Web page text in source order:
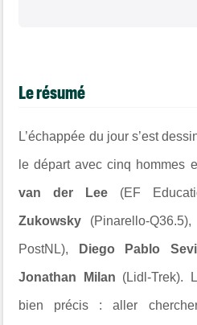
Le résumé
L’échappée du jour s’est
le départ avec cinq hommes
van der Lee (EF
Zukowsky (Pinarello-
PostNL), Diego Pablo
Jonathan Milan (Lidl-Trek).
bien précis : aller